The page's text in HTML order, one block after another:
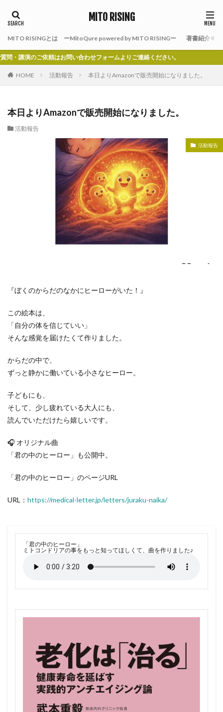
MITO RISING
MITO RISINGとは ーMitoQure powered by MITO RISINGー 著書紹介
のご依頼はお問い合わせフォームよりご連絡ください。
HOME 活動報告 本日よりAmazonで販売開始になりました。
本日よりAmazonで販売開始になりました。
活動報告
活動報告
『ぼくのからだのなかにヒーローがいた！』
この絵本は、
「自分の体を信じていい」
そんな感覚を届けたくて作りました。
からだの中で、
ずっと静かに働いている小さなヒーロー。
子どもにも、
そして、少し疲れている大人にも、
読んでいただけたら嬉しいです。
🎧 オリジナル曲
「君の中のヒーロー」も公開中。
「君の中のヒーロー」のページURL
URL： https://medical-letter.jp/letters/juraku-naika/
「君の中のヒーロー」
ミトコンドリアの事をもっと知ってほしくて、曲を作りました♪